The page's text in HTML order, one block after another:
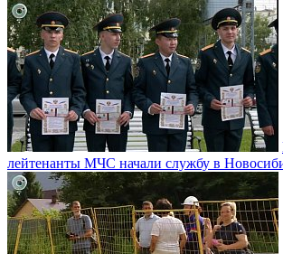
лейтенанты МЧС начали службу в